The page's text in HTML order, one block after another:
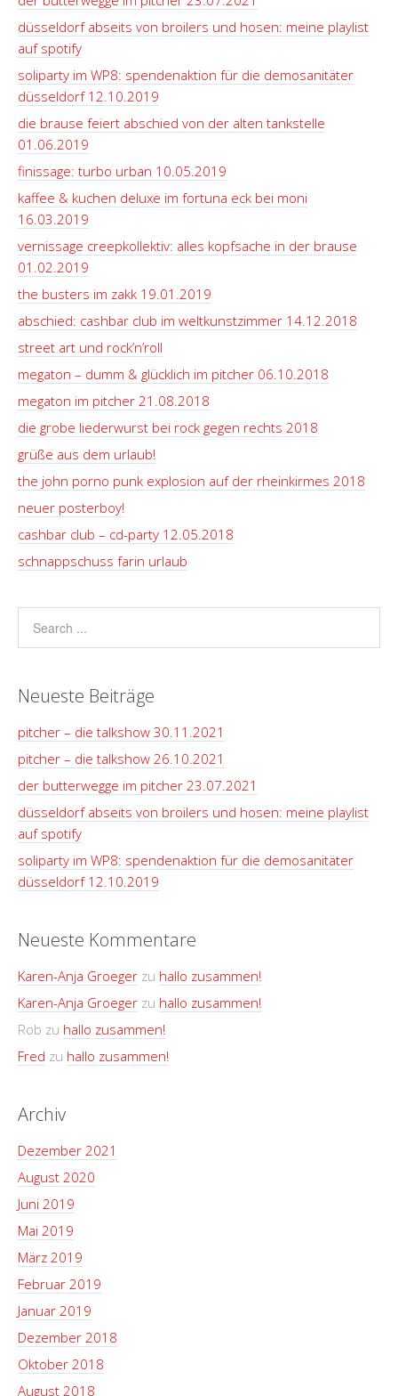
düsseldorf abseits von broilers und hosen: meine playlist
auf spotify
soliparty im WP8: spendenaktion für die demosanitäter
düsseldorf 12.10.2019
die brause feiert abschied von der alten tankstelle
01.06.2019
finissage: turbo urban 10.05.2019
kaffee & kuchen deluxe im fortuna eck bei moni
16.03.2019
vernissage creepkollektiv: alles kopfsache in der brause
01.02.2019
the busters im zakk 19.01.2019
abschied: cashbar club im weltkunstzimmer 14.12.2018
street art und rock’n’roll
megaton – dumm & glücklich im pitcher 06.10.2018
megaton im pitcher 21.08.2018
die grobe liederwurst bei rock gegen rechts 2018
grüße aus dem urlaub!
the john porno punk explosion auf der rheinkirmes 2018
neuer posterboy!
cashbar club – cd-party 12.05.2018
schnappschuss farin urlaub
Neueste Beiträge
pitcher – die talkshow 30.11.2021
pitcher – die talkshow 26.10.2021
der butterwegge im pitcher 23.07.2021
düsseldorf abseits von broilers und hosen: meine playlist
auf spotify
soliparty im WP8: spendenaktion für die demosanitäter
düsseldorf 12.10.2019
Neueste Kommentare
Karen-Anja Groeger zu hallo zusammen!
Karen-Anja Groeger zu hallo zusammen!
Rob zu hallo zusammen!
Fred zu hallo zusammen!
Archiv
Dezember 2021
August 2020
Juni 2019
Mai 2019
März 2019
Februar 2019
Januar 2019
Dezember 2018
Oktober 2018
August 2018